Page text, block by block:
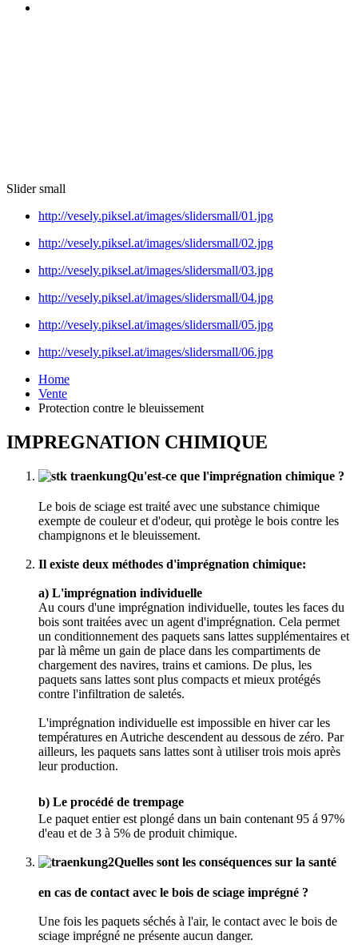
Slider small
http://vesely.piksel.at/images/slidersmall/01.jpg
http://vesely.piksel.at/images/slidersmall/02.jpg
http://vesely.piksel.at/images/slidersmall/03.jpg
http://vesely.piksel.at/images/slidersmall/04.jpg
http://vesely.piksel.at/images/slidersmall/05.jpg
http://vesely.piksel.at/images/slidersmall/06.jpg
Home
Vente
Protection contre le bleuissement
IMPREGNATION CHIMIQUE
Qu'est-ce que l'imprégnation chimique ?
Le bois de sciage est traité avec une substance chimique
exempte de couleur et d'odeur, qui protège le bois contre les
champignons et le bleuissement.
Il existe deux méthodes d'imprégnation chimique:
a) L'imprégnation individuelle
Au cours d'une imprégnation individuelle, toutes les faces du
bois sont traitées avec un agent d'imprégnation. Cela permet
un conditionnement des paquets sans lattes supplémentaires et
par là même un gain de place dans les compartiments de
chargement des navires, trains et camions. De plus, les
paquets sans lattes sont plus compacts et mieux protégés
contre l'infiltration de saletés.
L'imprégnation individuelle est impossible en hiver car les
températures en Autriche descendent au dessous de zéro. Par
ailleurs, les paquets sans lattes sont à utiliser trois mois après
leur production.
b) Le procédé de trempage
Le paquet entier est plongé dans un bain contenant 95 á 97%
d'eau et de 3 à 5% de produit chimique.
Quelles sont les conséquences sur la santé
en cas de contact avec le bois de sciage imprégné ?
Une fois les paquets séchés à l'air, le contact avec le bois de
sciage imprégné ne présente aucun danger.